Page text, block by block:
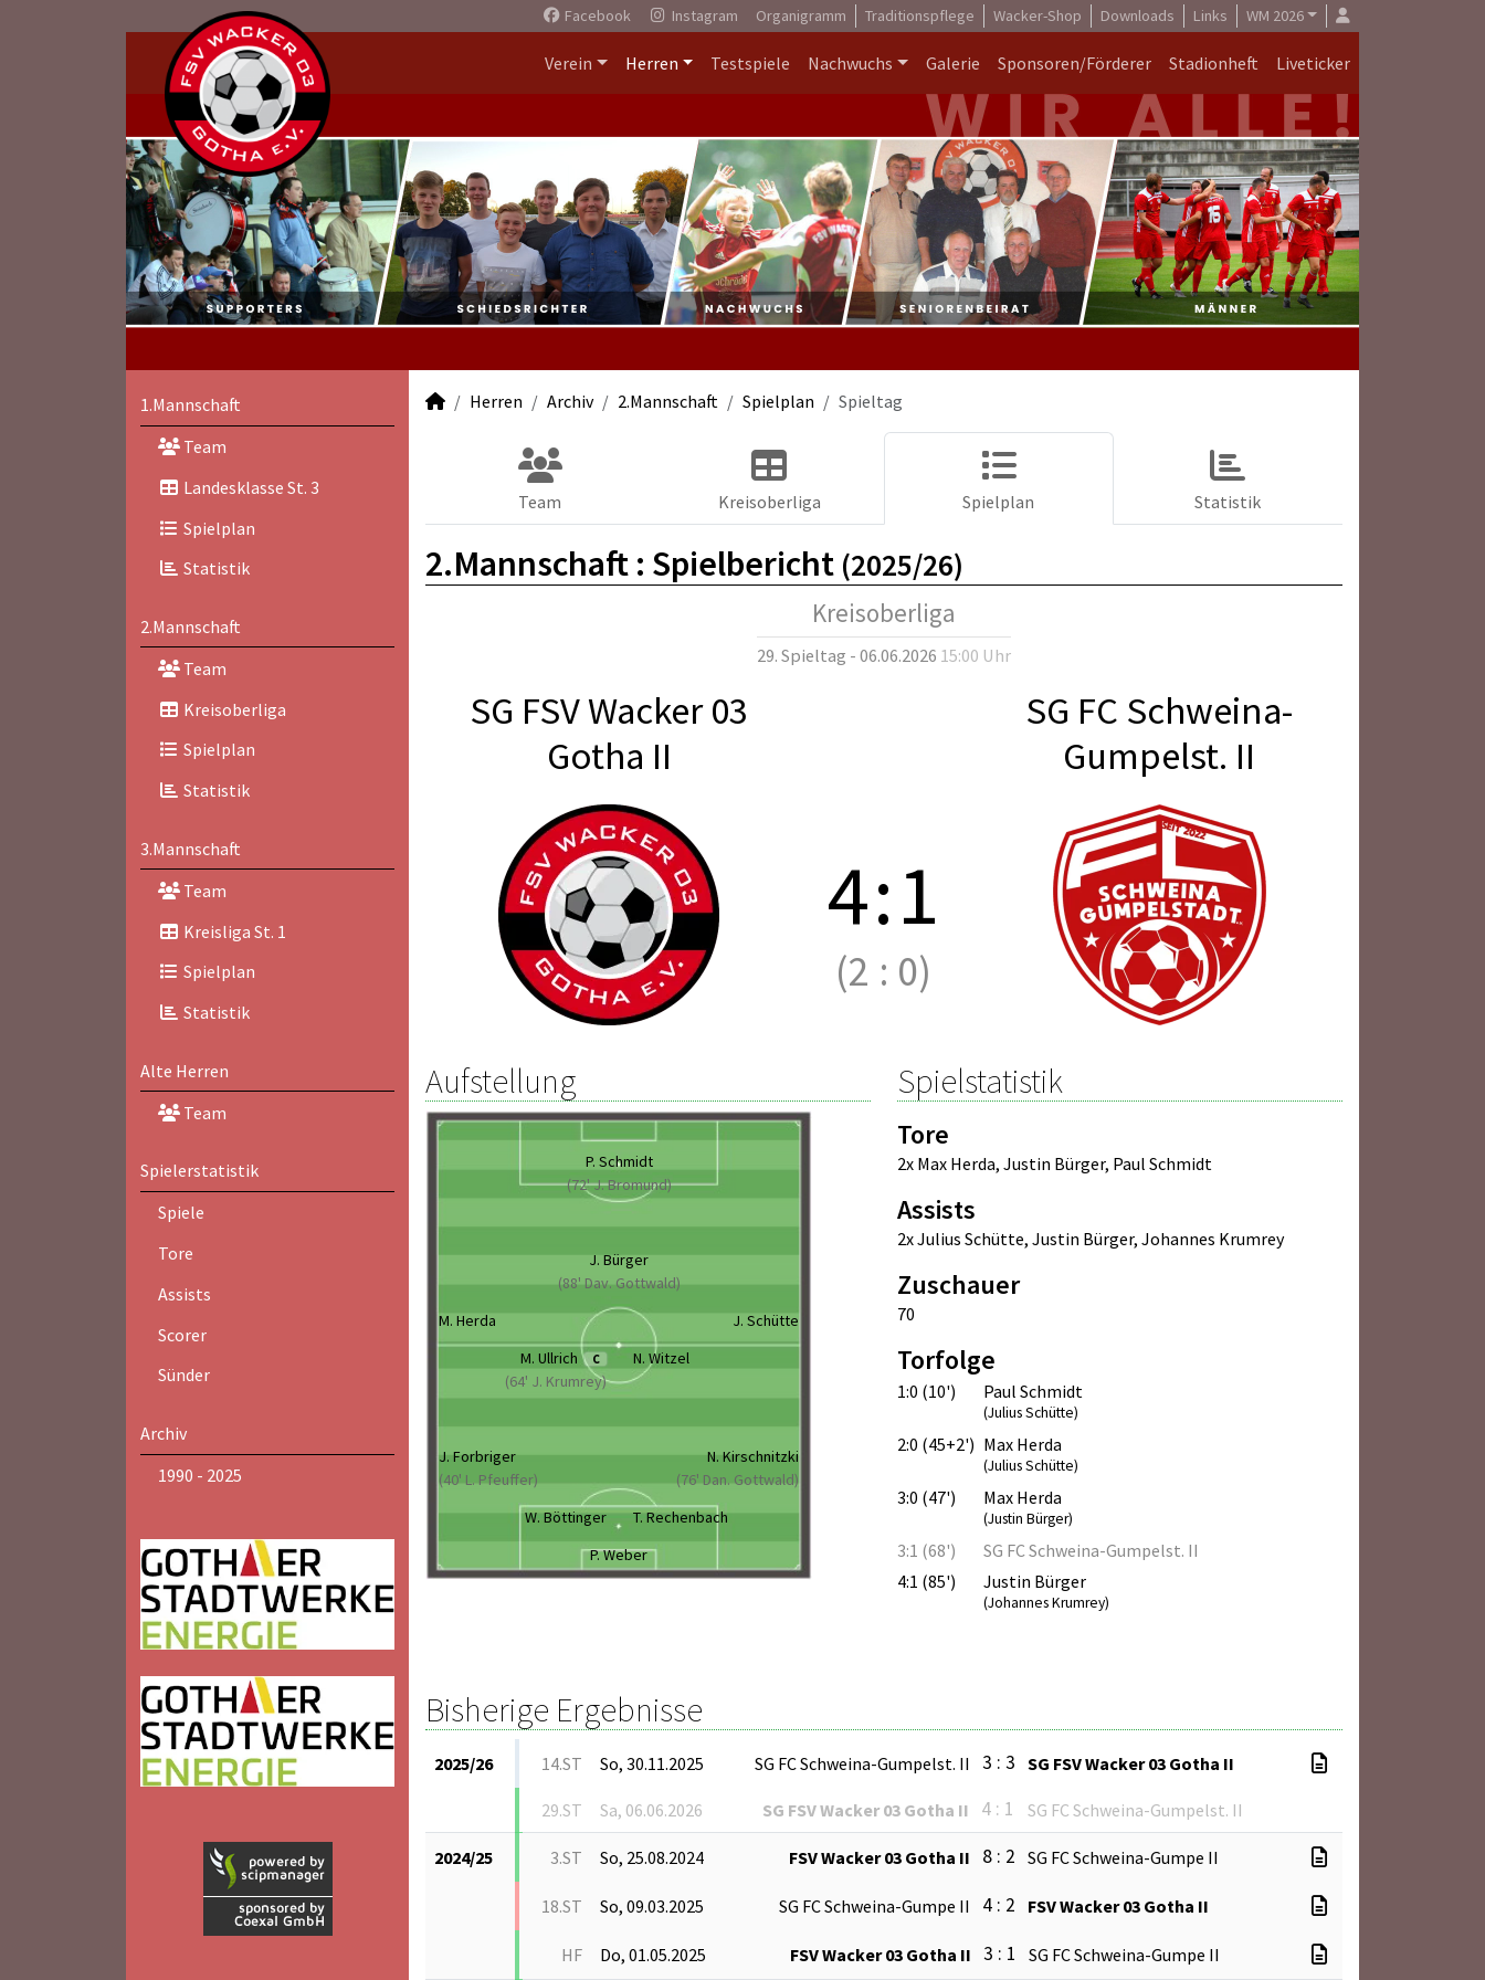
Facebook Instagram Organigramm Traditionspflege Wacker-Shop Downloads Links WM 2026
Verein Herren Testspiele Nachwuchs Galerie Sponsoren/Förderer Stadionheft Liveticker
1.Mannschaft
Team
Landesklasse St. 3
Spielplan
Statistik
2.Mannschaft
Team
Kreisoberliga
Spielplan
Statistik
3.Mannschaft
Team
Kreisliga St. 1
Spielplan
Statistik
Alte Herren
Team
Spielerstatistik
Spiele
Tore
Assists
Scorer
Sünder
Archiv
1990 - 2025
Herren Archiv 2.Mannschaft Spielplan Spieltag
Team Kreisoberliga Spielplan Statistik
2.Mannschaft : Spielbericht (2025/26)
Kreisoberliga
29. Spieltag - 06.06.2026 15:00 Uhr
SG FSV Wacker 03
Gotha II
SG FC Schweina-
Gumpelst. II
4:1
(2 : 0)
Aufstellung
P. Schmidt
(72' J. Bromund)
J. Bürger
(88' Dav. Gottwald)
M. Herda
J. Schütte
M. Ullrich
C
(64' J. Krumrey)
N. Witzel
J. Forbriger
(40' L. Pfeuffer)
N. Kirschnitzki
(76' Dan. Gottwald)
W. Böttinger
T. Rechenbach
P. Weber
Spielstatistik
Tore
2x Max Herda, Justin Bürger, Paul Schmidt
Assists
2x Julius Schütte, Justin Bürger, Johannes Krumrey
Zuschauer
70
Torfolge
1:0 (10') Paul Schmidt
(Julius Schütte)
2:0 (45+2') Max Herda
(Julius Schütte)
3:0 (47') Max Herda
(Justin Bürger)
3:1 (68')
SG FC Schweina-Gumpelst. II
4:1 (85')
Justin Bürger
(Johannes Krumrey)
Bisherige Ergebnisse
2025/26 14.ST So, 30.11.2025 SG FC Schweina-Gumpelst. II 3 : 3 SG FSV Wacker 03 Gotha II
29.ST Sa, 06.06.2026 SG FSV Wacker 03 Gotha II 4 : 1 SG FC Schweina-Gumpelst. II
2024/25 3.ST So, 25.08.2024 FSV Wacker 03 Gotha II 8 : 2 SG FC Schweina-Gumpe II
18.ST So, 09.03.2025 SG FC Schweina-Gumpe II 4 : 2 FSV Wacker 03 Gotha II
HF Do, 01.05.2025 FSV Wacker 03 Gotha II 3 : 1 SG FC Schweina-Gumpe II